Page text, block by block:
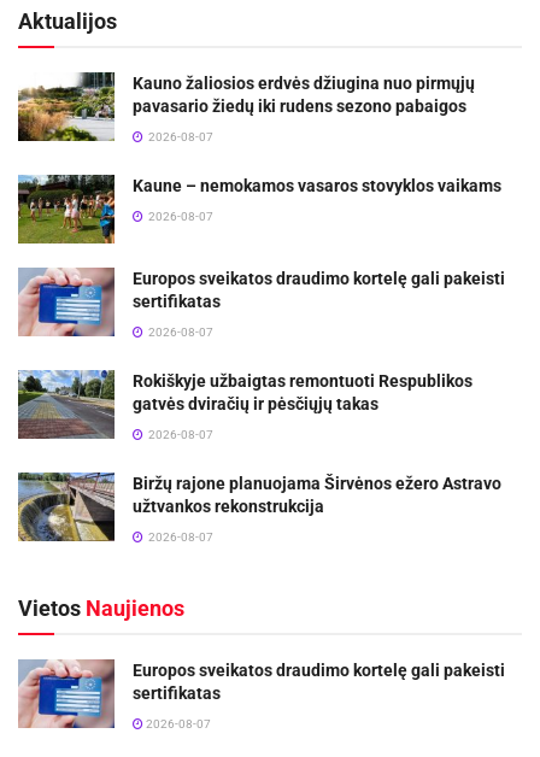
Aktualijos
Kauno žaliosios erdvės džiugina nuo pirmųjų
pavasario žiedų iki rudens sezono pabaigos
2026-08-07
Kaune – nemokamos vasaros stovyklos vaikams
2026-08-07
Europos sveikatos draudimo kortelę gali pakeisti
sertifikatas
2026-08-07
Rokiškyje užbaigtas remontuoti Respublikos
gatvės dviračių ir pėsčiųjų takas
2026-08-07
Biržų rajone planuojama Širvėnos ežero Astravo
užtvankos rekonstrukcija
2026-08-07
Vietos Naujienos
Europos sveikatos draudimo kortelę gali pakeisti
sertifikatas
2026-08-07